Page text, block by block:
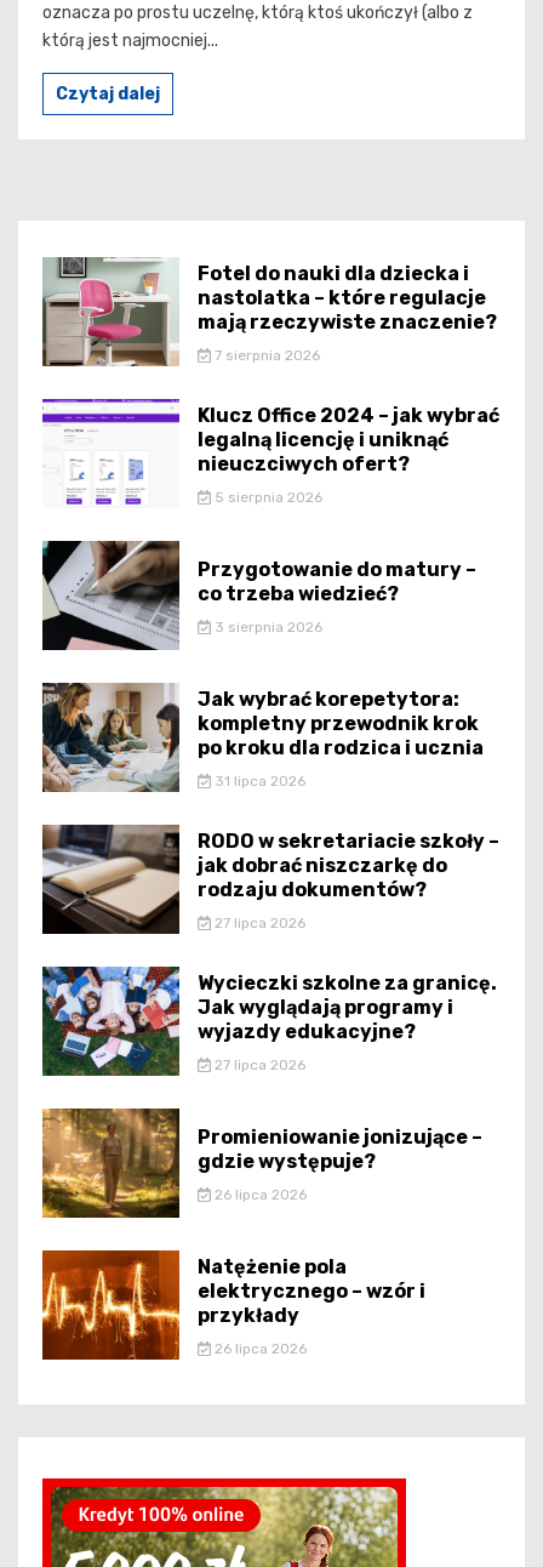
oznacza po prostu uczelnę, którą ktoś ukończył (albo z
którą jest najmocniej...
Czytaj dalej
Fotel do nauki dla dziecka i
nastolatka – które regulacje
mają rzeczywiste znaczenie?
7 sierpnia 2026
Klucz Office 2024 – jak wybrać
legalną licencję i uniknąć
nieuczciwych ofert?
5 sierpnia 2026
Przygotowanie do matury –
co trzeba wiedzieć?
3 sierpnia 2026
Jak wybrać korepetytora:
kompletny przewodnik krok
po kroku dla rodzica i ucznia
31 lipca 2026
RODO w sekretariacie szkoły –
jak dobrać niszczarkę do
rodzaju dokumentów?
27 lipca 2026
Wycieczki szkolne za granicę.
Jak wyglądają programy i
wyjazdy edukacyjne?
27 lipca 2026
Promieniowanie jonizujące –
gdzie występuje?
26 lipca 2026
Natężenie pola
elektrycznego – wzór i
przykłady
26 lipca 2026